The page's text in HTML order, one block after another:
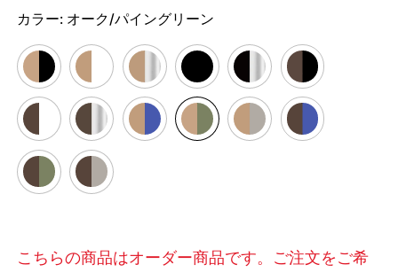
カラー: オーク/パイングリーン
こちらの商品はオーダー商品です。ご注文をご希